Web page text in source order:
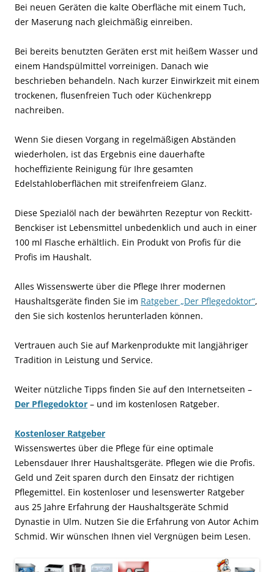
Bei neuen Geräten die kalte Oberfläche mit einem Tuch,
der Maserung nach gleichmäßig einreiben.
Bei bereits benutzten Geräten erst mit heißem Wasser und
einem Handspülmittel vorreinigen. Danach wie
beschrieben behandeln. Nach kurzer Einwirkzeit mit einem
trockenen, flusenfreien Tuch oder Küchenkrepp
nachreiben.
Wenn Sie diesen Vorgang in regelmäßigen Abständen
wiederholen, ist das Ergebnis eine dauerhafte
hocheffiziente Reinigung für Ihre gesamten
Edelstahloberflächen mit streifenfreiem Glanz.
Diese Spezialöl nach der bewährten Rezeptur von Reckitt-
Benckiser ist Lebensmittel unbedenklich und auch in einer
100 ml Flasche erhältlich. Ein Produkt von Profis für die
Profis im Haushalt.
Alles Wissenswerte über die Pflege Ihrer modernen
Haushaltsgeräte finden Sie im Ratgeber „Der Pflegedoktor“,
den Sie sich kostenlos herunterladen können.
Vertrauen auch Sie auf Markenprodukte mit langjähriger
Tradition in Leistung und Service.
Weiter nützliche Tipps finden Sie auf den Internetseiten –
Der Pflegedoktor – und im kostenlosen Ratgeber.
Kostenloser Ratgeber
Wissenswertes über die Pflege für eine optimale
Lebensdauer Ihrer Haushaltsgeräte. Pflegen wie die Profis.
Geld und Zeit sparen durch den Einsatz der richtigen
Pflegemittel. Ein kostenloser und lesenswerter Ratgeber
aus 25 Jahre Erfahrung der Haushaltsgeräte Schmid
Dynastie in Ulm. Nutzen Sie die Erfahrung von Autor Achim
Schmid. Wir wünschen Ihnen viel Vergnügen beim Lesen.